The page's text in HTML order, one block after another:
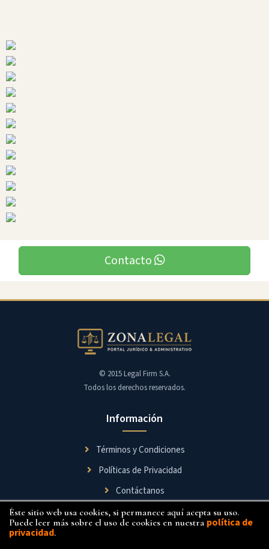
Éste sitio web usa cookies, si permanece aquí acepta su uso.
Puede leer más sobre el uso de cookies en nuestra política de
privacidad.
Contacto
© 2015 Legal Firm S.A.
Todos los derechos reservados.
Información
Términos y Condiciones
Políticas de Privacidad
Contáctanos
Síguenos